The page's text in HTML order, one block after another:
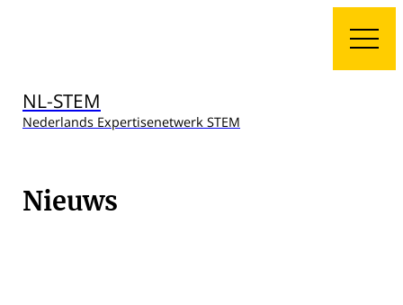
NL-STEM
Nederlands Expertisenetwerk STEM
Nieuws